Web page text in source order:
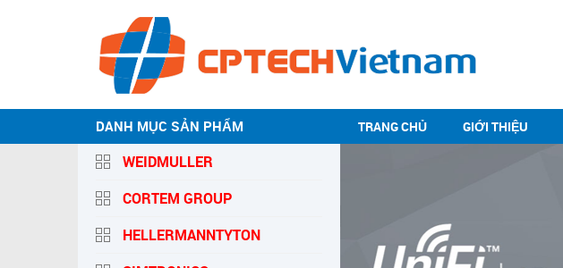
TRANG CHỦ GIỚI THIỆU
DANH MỤC SẢN PHẨM
WEIDMULLER
CORTEM GROUP
HELLERMANNTYTON